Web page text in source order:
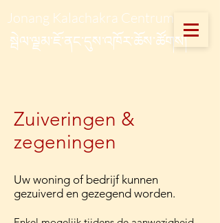
Jonang Kalachakra Centrum
སྦེལ་ལྗམ་ཇོ་ནང་དུས་འཁོར་ཆོས་ཚོགས།
Zuiveringen &
zegeningen
Uw woning of bedrijf kunnen
gezuiverd en gezegend worden.